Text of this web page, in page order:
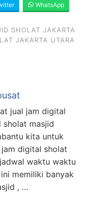
WhatsApp
SHOLAT JAKARTA
JAKARTA UTARA
jual jam digital
masjid
kita untuk
digital sholat
waktu waktu
memiliki banyak
, …